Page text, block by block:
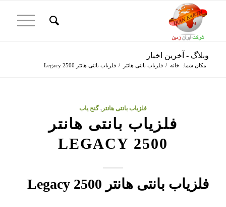
وبلاگ - آخرین اخبار
مکان شما: خانه / فلزیاب بانتی هانتر / فلزیاب بانتی هانتر Legacy 2500
فلزیاب بانتی هانتر ,گنج یاب
فلزیاب بانتی هانتر
LEGACY 2500
فلزیاب بانتی هانتر Legacy 2500